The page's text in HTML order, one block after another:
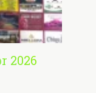
2026